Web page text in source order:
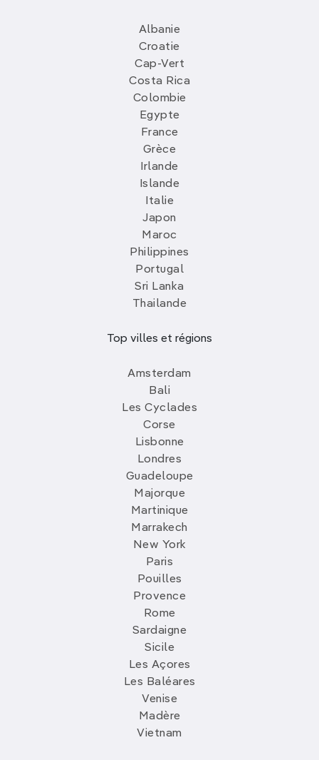
Albanie
Croatie
Cap-Vert
Costa Rica
Colombie
Egypte
France
Grèce
Irlande
Islande
Italie
Japon
Maroc
Philippines
Portugal
Sri Lanka
Thailande
Top villes et régions
Amsterdam
Bali
Les Cyclades
Corse
Lisbonne
Londres
Guadeloupe
Majorque
Martinique
Marrakech
New York
Paris
Pouilles
Provence
Rome
Sardaigne
Sicile
Les Açores
Les Baléares
Venise
Madère
Vietnam